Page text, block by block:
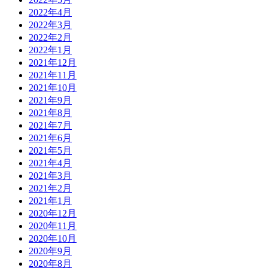
2022年4月
2022年3月
2022年2月
2022年1月
2021年12月
2021年11月
2021年10月
2021年9月
2021年8月
2021年7月
2021年6月
2021年5月
2021年4月
2021年3月
2021年2月
2021年1月
2020年12月
2020年11月
2020年10月
2020年9月
2020年8月